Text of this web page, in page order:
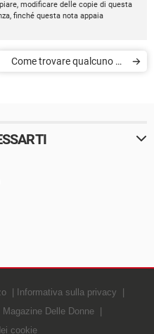
modificare delle copie di questa
finché questa nota appaia
Come trovare qualcuno su
Informativa sulla privacy
Magazine Delle Donne
cookie